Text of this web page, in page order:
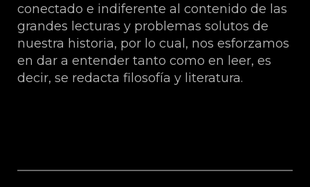
conectado e indiferente al contenido de las
grandes lecturas y problemas solutos de
nuestra historia, por lo cual, nos esforzamos
en dar a entender tanto como en leer, es
decir, se redacta filosofía y literatura.